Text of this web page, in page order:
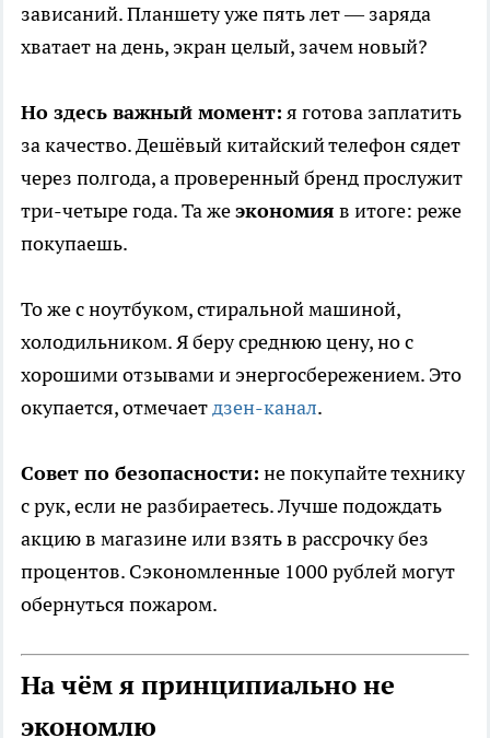
зависаний. Планшету уже пять лет — заряда
хватает на день, экран целый, зачем новый?
Но здесь важный момент: я готова заплатить
за качество. Дешёвый китайский телефон сядет
через полгода, а проверенный бренд прослужит
три-четыре года. Та жеэкономия в итоге: реже
покупаешь.
То же с ноутбуком, стиральной машиной,
холодильником. Я беру среднюю цену, но с
хорошими отзывами и энергосбережением. Это
окупается, отмечаетдзен-канал.
Совет по безопасности: не покупайте технику
с рук, если не разбираетесь. Лучше подождать
акцию в магазине или взять в рассрочку без
процентов. Сэкономленные 1000 рублей могут
обернуться пожаром.
На чём я принципиально не
экономлю